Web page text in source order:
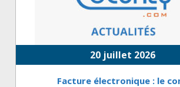
20 juillet 2026
Facture électronique : le